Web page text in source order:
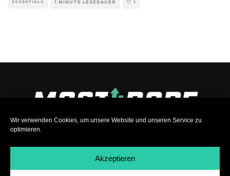
Wir verwenden Cookies, um unsere Website und unseren Service zu
optimieren.
Akzeptieren
ESSENTIALS 1 MINUTE LESEDAUER 1